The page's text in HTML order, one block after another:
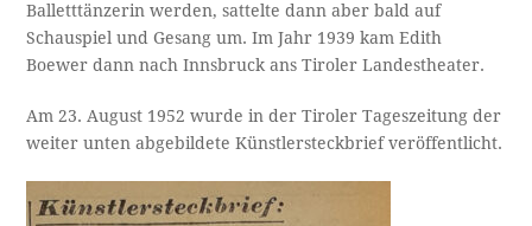
Balletttänzerin werden, sattelte dann aber bald auf
Schauspiel und Gesang um. Im Jahr 1939 kam Edith
Boewer dann nach Innsbruck ans Tiroler Landestheater.
Am 23. August 1952 wurde in der Tiroler Tageszeitung der
weiter unten abgebildete Künstlersteckbrief veröffentlicht.